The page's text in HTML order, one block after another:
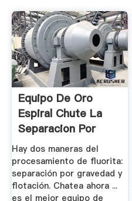
Equipo De Oro
Espiral Chute La
Separacion Por
Gravedad
Hay dos maneras del
procesamiento de fluorita:
separación por gravedad y
flotación. Chatea ahora ...
es el mejor equipo de